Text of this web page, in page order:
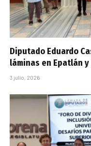
Diputado Eduardo
láminas en Epatlán
3 julio, 2026